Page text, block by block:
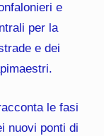
e
per la
e dei
le fasi
nuovi ponti di